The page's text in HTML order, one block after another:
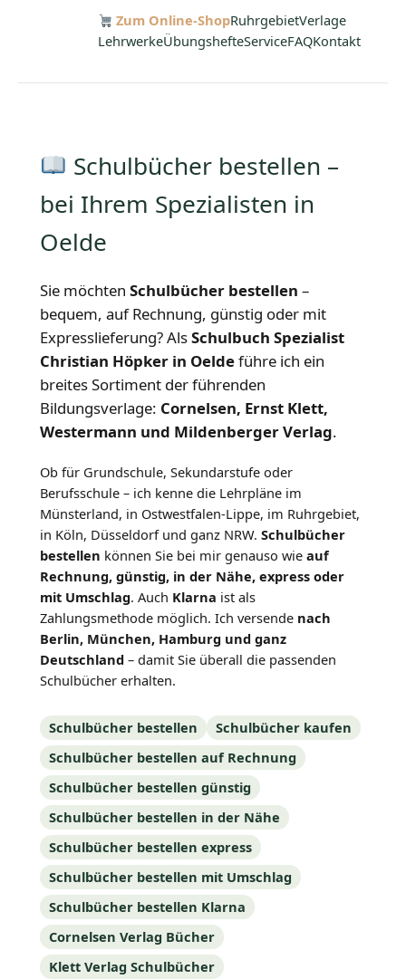
Zum Online-ShopRuhrgebietVerlage
LehrwerkeÜbungshefteServiceFAQKontakt
Schulbücher bestellen –
bei Ihrem Spezialisten in
Oelde
Sie möchten Schulbücher bestellen –
bequem, auf Rechnung, günstig oder mit
Expresslieferung? AlsSchulbuch Spezialist
Christian Höpker in Oeldeführe ich ein
breites Sortiment der führenden
Bildungsverlage: Cornelsen, Ernst Klett,
Westermann und Mildenberger Verlag.
Ob für Grundschule, Sekundarstufe oder
Berufsschule – ich kenne die Lehrpläne im
Münsterland, in Ostwestfalen-Lippe, im Ruhrgebiet,
in Köln, Düsseldorf und ganz NRW. Schulbücher
bestellen können Sie bei mir genauso wie auf
Rechnung, günstig, in der Nähe, express oder
mit Umschlag. Auch Klarna ist als
Zahlungsmethode möglich. Ich versende nach
Berlin, München, Hamburg und ganz
Deutschland – damit Sie überall die passenden
Schulbücher erhalten.
Schulbücher bestellen
Schulbücher kaufen
Schulbücher bestellen auf Rechnung
Schulbücher bestellen günstig
Schulbücher bestellen in der Nähe
Schulbücher bestellen express
Schulbücher bestellen mit Umschlag
Schulbücher bestellen Klarna
Cornelsen Verlag Bücher
Klett Verlag Schulbücher